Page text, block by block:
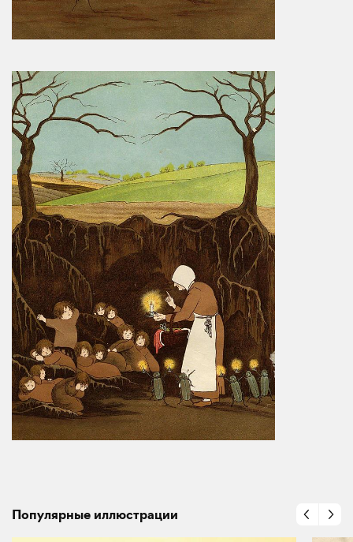
Популярные иллюстрации